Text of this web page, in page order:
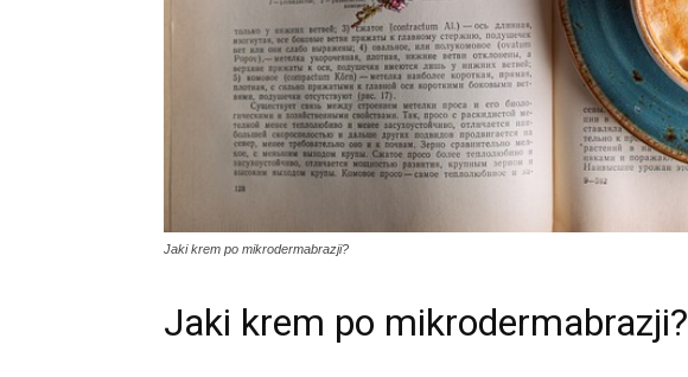
Jaki krem po mikrodermabrazji?
Jaki krem po mikrodermabrazji?